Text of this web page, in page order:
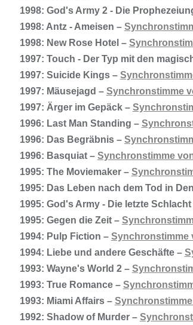
1998: God's Army 2 - Die
1998: Antz - Ameisen –
1998: New Rose Hotel –
1997: Touch - Der Typ mit den
1997: Suicide Kings –
1997: Mäusejagd – Synchronstimme
1997: Ärger im Gepäck –
1996: Last Man Standing –
1996: Das Begräbnis –
1996: Basquiat – Synchronstimme
1995: The Moviemaker –
1995: Das Leben nach dem Tod in
1995: God's Army - Die letzte Schlacht
1995: Gegen die Zeit –
1994: Pulp Fiction – Synchronstimme
1994: Liebe und andere Geschäfte –
1993: Wayne's World 2 –
1993: True Romance –
1993: Miami Affairs –
1992: Shadow of Murder –